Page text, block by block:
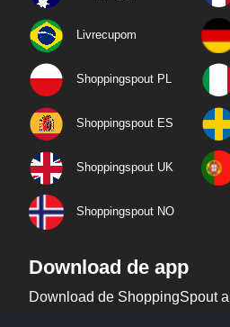
Livrecupom
Shoppingspout PL
Shoppingspout ES
Shoppingspout UK
Shoppingspout NO
Download de app
Download de ShoppingSpout